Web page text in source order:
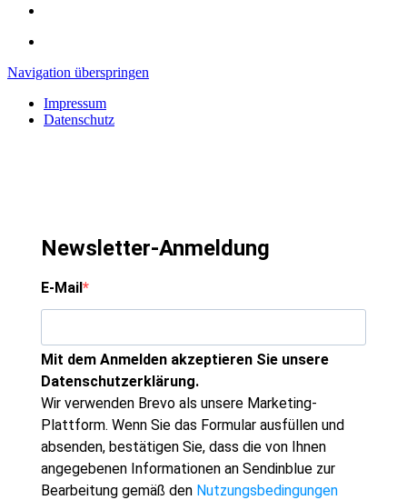
Navigation überspringen
Impressum
Datenschutz
Newsletter-Anmeldung
E-Mail
Mit dem Anmelden akzeptieren Sie unsere
Datenschutzerklärung.
Wir verwenden Brevo als unsere Marketing-
Plattform. Wenn Sie das Formular ausfüllen und
absenden, bestätigen Sie, dass die von Ihnen
angegebenen Informationen an Sendinblue zur
Bearbeitung gemäß den Nutzungsbedingungen